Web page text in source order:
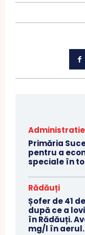
Administratie
Primăria
pentru a
speciale în
Rădăuți
Șofer de 41
după ce a
în Rădăuți.
mg/l în